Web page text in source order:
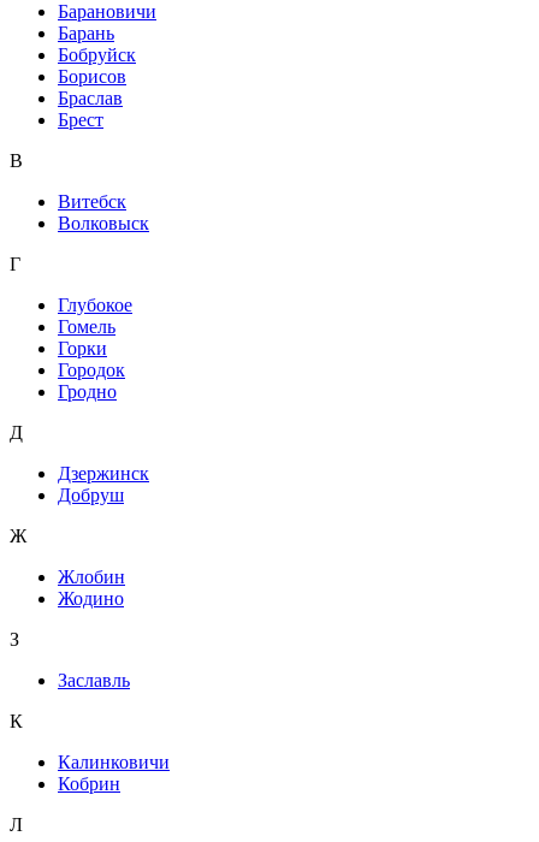
Барановичи
Барань
Бобруйск
Борисов
Браслав
Брест
В
Витебск
Волковыск
Г
Глубокое
Гомель
Горки
Городок
Гродно
Д
Дзержинск
Добруш
Ж
Жлобин
Жодино
З
Заславль
К
Калинковичи
Кобрин
Л